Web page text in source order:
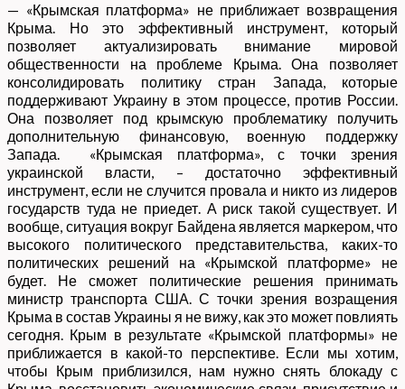
— «Крымская платформа» не приближает возвращения
Крыма. Но это эффективный инструмент, который
позволяет актуализировать внимание мировой
общественности на проблеме Крыма. Она позволяет
консолидировать политику стран Запада, которые
поддерживают Украину в этом процессе, против России.
Она позволяет под крымскую проблематику получить
дополнительную финансовую, военную поддержку
Запада. «Крымская платформа», с точки зрения
украинской власти, – достаточно эффективный
инструмент, если не случится провала и никто из лидеров
государств туда не приедет. А риск такой существует. И
вообще, ситуация вокруг Байдена является маркером, что
высокого политического представительства, каких-то
политических решений на «Крымской платформе» не
будет. Не сможет политические решения принимать
министр транспорта США. С точки зрения возращения
Крыма в состав Украины я не вижу, как это может повлиять
сегодня. Крым в результате «Крымской платформы» не
приближается в какой-то перспективе. Если мы хотим,
чтобы Крым приблизился, нам нужно снять блокаду с